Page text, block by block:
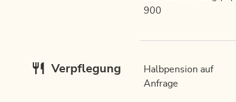
900
Verpflegung
Halbpension auf
Anfrage